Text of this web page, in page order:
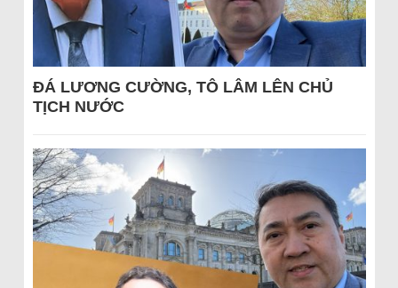
ĐÁ LƯƠNG CƯỜNG, TÔ LÂM LÊN CHỦ
TỊCH NƯỚC